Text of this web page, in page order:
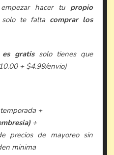
hacer tu propio
te falta comprar los
es gratissolo tienes que
+ $4.99/envio)
+
+
precios de mayoreo sin
minima